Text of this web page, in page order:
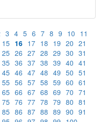
3 4 5 6 7 8 9 10 11
15 16 17 18 19 20 21
25 26 27 28 29 30 31
35 36 37 38 39 40 41
45 46 47 48 49 50 51
55 56 57 58 59 60 61
65 66 67 68 69 70 71
75 76 77 78 79 80 81
85 86 87 88 89 90 91